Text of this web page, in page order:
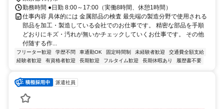
勤務時間 ●日勤 8:00～17:00（実働8時間、休憩1時間）
仕事内容 具体的には 金属部品の検査 最先端の製造分野で使用される
部品を加工・製造している会社でのお仕事です。 精密な部品を手順
どおりにキズ・汚れが無いかチェックしていくお仕事です。 その他
付随する作...
フリーター歓迎 学歴不問 車通勤OK 固定時間制 未経験者歓迎
交通費全額支給
経験者歓迎
有資格者歓迎 長期歓迎 フルタイム歓迎 長期休暇あり 履歴書不要
派遣社員